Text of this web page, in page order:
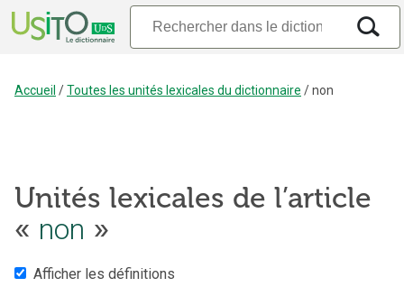
Accueil /Toutes les unités lexicales du dictionnaire /non
Unités lexicales de l’article
« non »
Afficher les définitions